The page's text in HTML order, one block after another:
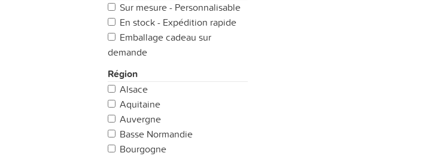
Sur mesure - Personnalisable
En stock - Expédition rapide
Emballage cadeau sur
demande
Région
Alsace
Aquitaine
Auvergne
Basse Normandie
Bourgogne